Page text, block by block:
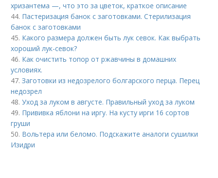
хризантема —, что это за цветок, краткое описание
44. Пастеризация банок с заготовками. Стерилизация
банок с заготовками
45. Какого размера должен быть лук севок. Как выбрать
хороший лук-севок?
46. Как очистить топор от ржавчины в домашних
условиях.
47.Заготовки из недозрелого болгарского перца. Перец
недозрел
48.Уход за луком в августе. Правильный уход за луком
49. Прививка яблони на иргу. На кусту ирги 16 сортов
груши
50. Вольтера или беломо. Подскажите аналоги сушилки
Изидри